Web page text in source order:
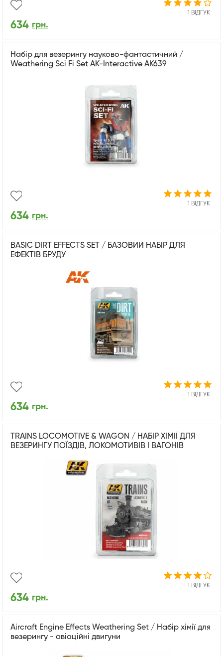
1 ВІДГУК
634 грн.
Набір для везерингу науково-фантастичний /
Weathering Sci Fi Set AK-Interactive AK639
1 ВІДГУК
634 грн.
BASIC DIRT EFFECTS SET / БАЗОВИЙ НАБІР ДЛЯ
ЕФЕКТІВ БРУДУ
1 ВІДГУК
634 грн.
TRAINS LOCOMOTIVE & WAGON / НАБІР ХІМІЇ ДЛЯ
ВЕЗЕРИНГУ ПОЇЗДІВ, ЛОКОМОТИВІВ І ВАГОНІВ
1 ВІДГУК
634 грн.
Aircraft Engine Effects Weathering Set / Набір хімії для
везерингу - авіаційні двигуни